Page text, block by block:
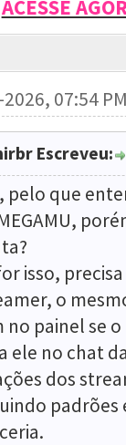
ACESSE
07:54
Escreveu:
pelo que
isso,
o
no painel se
ele no chat
dos
padrões